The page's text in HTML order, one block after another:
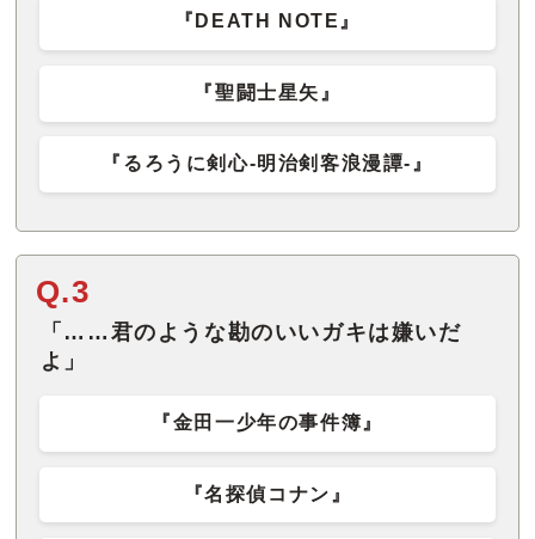
『DEATH NOTE』
『聖闘士星矢』
『るろうに剣心-明治剣客浪漫譚-』
Q.3
「……君のような勘のいいガキは嫌いだ
よ」
『金田一少年の事件簿』
『名探偵コナン』